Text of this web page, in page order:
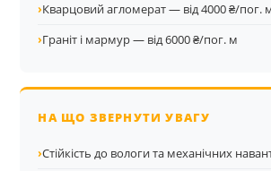
›Кварцовий агломерат — від 4000 ₴/пог.
›Граніт і мармур — від 6000 ₴/пог. м
НА ЩО ЗВЕРНУТИ УВАГУ
›Стійкість до вологи та механічних